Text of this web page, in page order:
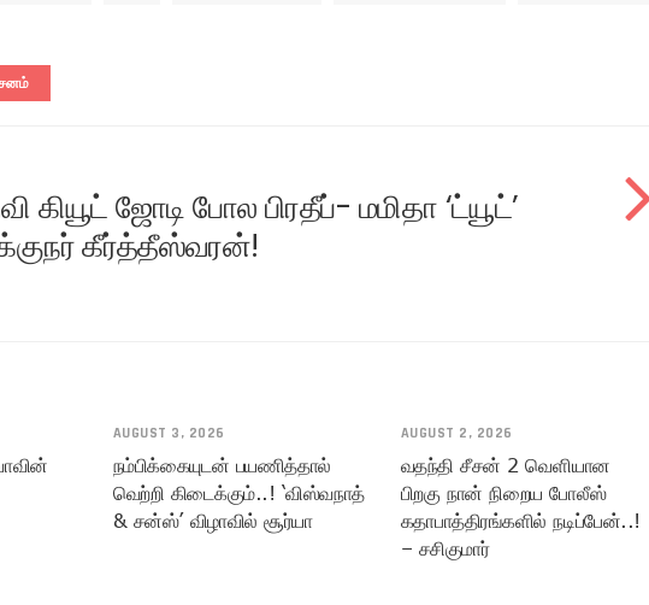
கியூட் ஜோடி போல பிரதீப்- மமிதா ‘ட்யூட்’
கீர்த்தீஸ்வரன்!
AUGUST 3, 2026
நம்பிக்கையுடன் பயணித்தால்
வெற்றி கிடைக்கும்..! ‘விஸ்வநாத்
& சன்ஸ்’ விழாவில் சூர்யா
AUGUST 2, 2026
வதந்தி சீசன் 2 வெளியான
பிறகு நான் நிறைய போலீஸ்
கதாபாத்திரங்களில் நடிப்பேன்..!
– சசிகுமார்